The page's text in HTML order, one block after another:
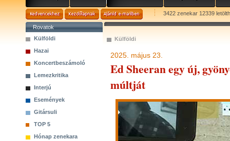
3422 zenekar 12339
Rovatok
Külföldi
Hazai
Koncertbeszámoló
Lemezkritika
Interjú
Események
Gitársuli
TOP 5
Hónap zenekara
Külföldi
2025. május 23.
Ed Sheeran egy új,
múltját